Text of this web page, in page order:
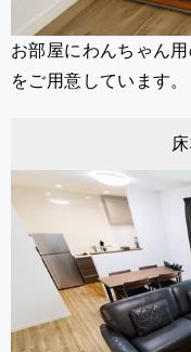
お部屋にわんちゃん
をご用意しています。